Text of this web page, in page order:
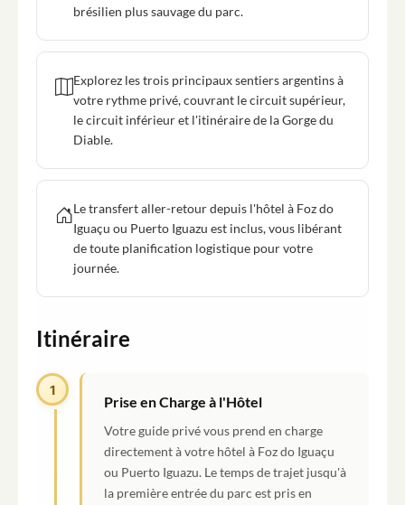
brésilien plus sauvage du parc.
Explorez les trois principaux sentiers argentins à
votre rythme privé, couvrant le circuit supérieur,
le circuit inférieur et l'itinéraire de la Gorge du
Diable.
Le transfert aller-retour depuis l'hôtel à Foz do
Iguaçu ou Puerto Iguazu est inclus, vous libérant
de toute planification logistique pour votre
journée.
Itinéraire
1
Prise en Charge à l'Hôtel
Votre guide privé vous prend en charge
directement à votre hôtel à Foz do Iguaçu
ou Puerto Iguazu. Le temps de trajet jusqu'à
la première entrée du parc est pris en